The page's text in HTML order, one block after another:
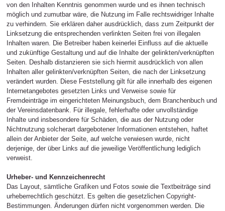
von den Inhalten Kenntnis genommen wurde und es ihnen technisch
möglich und zumutbar wäre, die Nutzung im Falle rechtswidriger Inhalte
zu verhindern. Sie erklären daher ausdrücklich, dass zum Zeitpunkt der
Linksetzung die entsprechenden verlinkten Seiten frei von illegalen
Inhalten waren. Die Betreiber haben keinerlei Einfluss auf die aktuelle
und zukünftige Gestaltung und auf die Inhalte der gelinkten/verknüpften
Seiten. Deshalb distanzieren sie sich hiermit ausdrücklich von allen
Inhalten aller gelinkten/verknüpften Seiten, die nach der Linksetzung
verändert wurden. Diese Feststellung gilt für alle innerhalb des eigenen
Internetangebotes gesetzten Links und Verweise sowie für
Fremdeinträge im eingerichteten Meinungsbuch, dem Branchenbuch und
der Vereinsdatenbank. Für illegale, fehlerhafte oder unvollständige
Inhalte und insbesondere für Schäden, die aus der Nutzung oder
Nichtnutzung solcherart dargebotener Informationen entstehen, haftet
allein der Anbieter der Seite, auf welche verwiesen wurde, nicht
derjenige, der über Links auf die jeweilige Veröffentlichung lediglich
verweist.
Urheber- und Kennzeichenrecht
Das Layout, sämtliche Grafiken und Fotos sowie die Textbeiträge sind
urheberrechtlich geschützt. Es gelten die gesetzlichen Copyright-
Bestimmungen. Änderungen dürfen nicht vorgenommen werden. Die